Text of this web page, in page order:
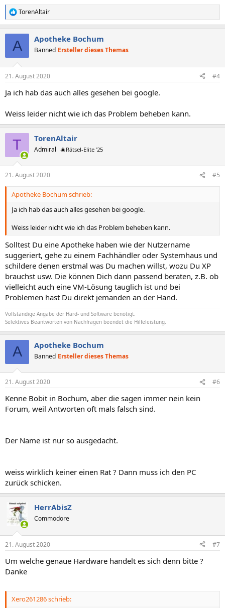
R
e
e
:
TorenAltair
A Apotheke Bochum
Banned Ersteller dieses Themas
21. August 2020 #4
Ja ich hab das auch alles gesehen bei google.
Weiss leider nicht wie ich das Problem beheben kann.
T TorenAltair
Admiral 🎄Rätsel-Elite ’25
21. August 2020 #5
Apotheke Bochum schrieb:
Ja ich hab das auch alles gesehen bei google.
Weiss leider nicht wie ich das Problem beheben kann.
Solltest Du eine Apotheke haben wie der Nutzername
suggeriert, gehe zu einem Fachhändler oder Systemhaus und
schildere denen erstmal was Du machen willst, wozu Du XP
brauchst usw. Die können Dich dann passend beraten, z.B. ob
vielleicht auch eine VM-Lösung tauglich ist und bei
Problemen hast Du direkt jemanden an der Hand.
Vollständige Angabe der Hard- und Software benötigt.
Selektives Beantworten von Nachfragen beendet die Hilfeleistung.
A Apotheke Bochum
Banned Ersteller dieses Themas
21. August 2020 #6
Kenne Bobit in Bochum, aber die sagen immer nein kein
Forum, weil Antworten oft mals falsch sind.
Der Name ist nur so ausgedacht.
weiss wirklich keiner einen Rat ? Dann muss ich den PC
zurück schicken.
HerrAbisZ
Commodore
21. August 2020 #7
Um welche genaue Hardware handelt es sich denn bitte ?
Danke
Xero261286 schrieb: